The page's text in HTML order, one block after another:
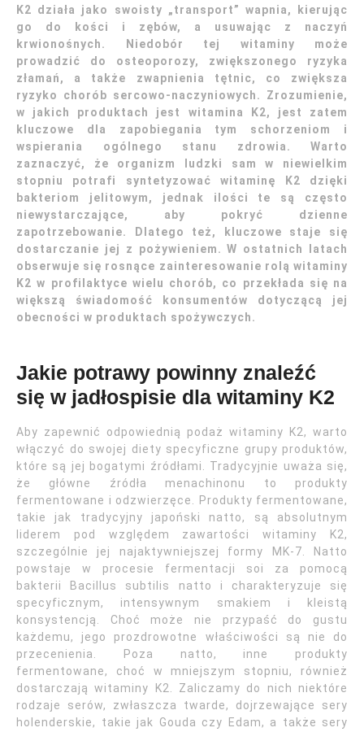
K2 działa jako swoisty „transport” wapnia, kierując
go do kości i zębów, a usuwając z naczyń
krwionośnych. Niedobór tej witaminy może
prowadzić do osteoporozy, zwiększonego ryzyka
złamań, a także zwapnienia tętnic, co zwiększa
ryzyko chorób sercowo-naczyniowych. Zrozumienie,
w jakich produktach jest witamina K2, jest zatem
kluczowe dla zapobiegania tym schorzeniom i
wspierania ogólnego stanu zdrowia. Warto
zaznaczyć, że organizm ludzki sam w niewielkim
stopniu potrafi syntetyzować witaminę K2 dzięki
bakteriom jelitowym, jednak ilości te są często
niewystarczające, aby pokryć dzienne
zapotrzebowanie. Dlatego też, kluczowe staje się
dostarczanie jej z pożywieniem. W ostatnich latach
obserwuje się rosnące zainteresowanie rolą witaminy
K2 w profilaktyce wielu chorób, co przekłada się na
większą świadomość konsumentów dotyczącą jej
obecności w produktach spożywczych.
Jakie potrawy powinny znaleźć
się w jadłospisie dla witaminy K2
Aby zapewnić odpowiednią podaż witaminy K2, warto
włączyć do swojej diety specyficzne grupy produktów,
które są jej bogatymi źródłami. Tradycyjnie uważa się,
że główne źródła menachinonu to produkty
fermentowane i odzwierzęce. Produkty fermentowane,
takie jak tradycyjny japoński natto, są absolutnym
liderem pod względem zawartości witaminy K2,
szczególnie jej najaktywniejszej formy MK-7. Natto
powstaje w procesie fermentacji soi za pomocą
bakterii Bacillus subtilis natto i charakteryzuje się
specyficznym, intensywnym smakiem i kleistą
konsystencją. Choć może nie przypaść do gustu
każdemu, jego prozdrowotne właściwości są nie do
przecenienia. Poza natto, inne produkty
fermentowane, choć w mniejszym stopniu, również
dostarczają witaminy K2. Zaliczamy do nich niektóre
rodzaje serów, zwłaszcza twarde, dojrzewające sery
holenderskie, takie jak Gouda czy Edam, a także sery